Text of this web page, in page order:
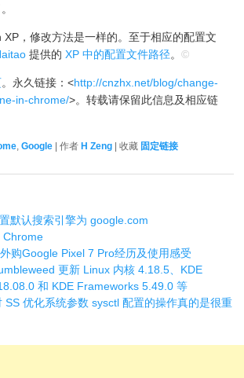
XP，修改方法是一样的。至于相应的配置文
提供的XP 中的配置文件路径。©
。永久链接：<http://cnzhx.net/blog/change-
in-chrome/>。转载请保留此信息及相应链
,Google | 作者 H Zeng | 收藏 固定链接
默认搜索引擎为 google.com
Chrome
购Google Pixel 7 Pro经历及使用感受
更新 Linux 内核 4.18.5、KDE
和 KDE Frameworks 5.49.0 等
SS 优化系统参数 sysctl 配置的操作真的是很重